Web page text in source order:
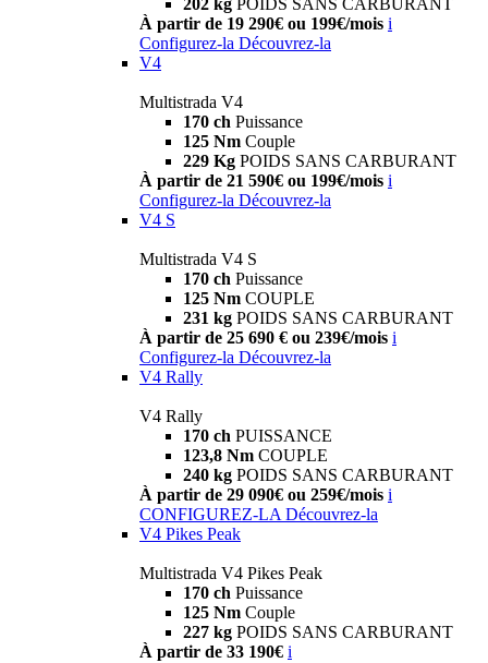
202 kg POIDS SANS CARBURANT
À partir de 19 290€ ou 199€/mois i
Configurez-la Découvrez-la
V4
Multistrada V4
170 ch Puissance
125 Nm Couple
229 Kg POIDS SANS CARBURANT
À partir de 21 590€ ou 199€/mois i
Configurez-la Découvrez-la
V4 S
Multistrada V4 S
170 ch Puissance
125 Nm COUPLE
231 kg POIDS SANS CARBURANT
À partir de 25 690 € ou 239€/mois i
Configurez-la Découvrez-la
V4 Rally
V4 Rally
170 ch PUISSANCE
123,8 Nm COUPLE
240 kg POIDS SANS CARBURANT
À partir de 29 090€ ou 259€/mois i
CONFIGUREZ-LA Découvrez-la
V4 Pikes Peak
Multistrada V4 Pikes Peak
170 ch Puissance
125 Nm Couple
227 kg POIDS SANS CARBURANT
À partir de 33 190€ i